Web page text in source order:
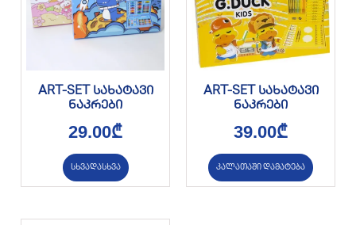
ART-SET სახატავი
ნაკრები
29.00₾
სხვადასხვა
ART-SET სახატავი
ნაკრები
39.00₾
კალათაში დამატება